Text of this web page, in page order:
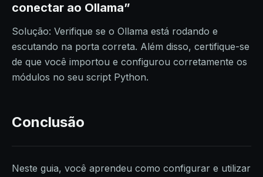
conectar ao Ollama”
Solução: Verifique se o Ollama está rodando e
escutando na porta correta. Além disso, certifique-se
de que você importou e configurou corretamente os
módulos no seu script Python.
Conclusão
Neste guia, você aprendeu como configurar e utilizar